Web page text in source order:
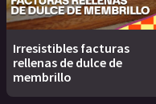
Irresistibles facturas
rellenas de dulce de
membrillo